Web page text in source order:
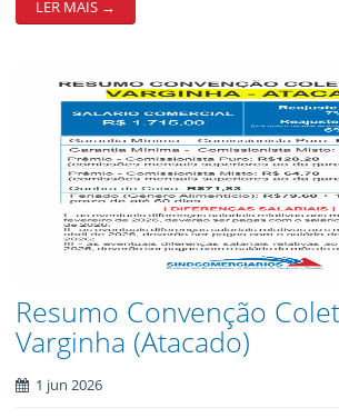
LER MAIS →
Resumo Convenção
Varginha (Atacado)
1 jun 2026